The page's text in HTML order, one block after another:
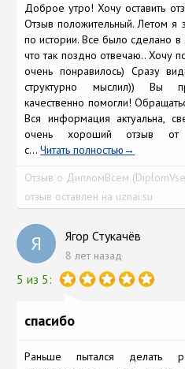
Доброе утро! Хочу оставить
Отзыв положительный. Летом я
по истории. Все было сделано
что так поздно отвечаю.. Хочу
очень понравилось) Сразу
структурно мыслил)) Вы
качественно помогли!
Вся информация актуальна,
очень хороший отзыв от
с...Читать полностью
Отзыв о ДипломВсем
отзыв оставлен на uznai.su
Я Ягор Стукачёв
8 лет назад
5 из 5:
спасибо
Раньше пытался делать